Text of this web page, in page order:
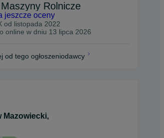
Rolnicze
jeszcze oceny
od listopada 2022
online w dniu 13 lipca 2026
od tego ogłoszeniodawcy
Mazowiecki,